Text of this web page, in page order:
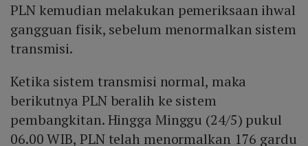
PLN kemudian melakukan pemeriksaan ihwal
gangguan fisik, sebelum menormalkan sistem
transmisi.
Ketika sistem transmisi normal, maka
berikutnya PLN beralih ke sistem
pembangkitan. Hingga Minggu (24/5) pukul
06.00 WIB, PLN telah menormalkan 176 gardu